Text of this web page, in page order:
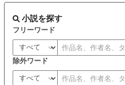
小説を探す
フリーワード
除外ワード